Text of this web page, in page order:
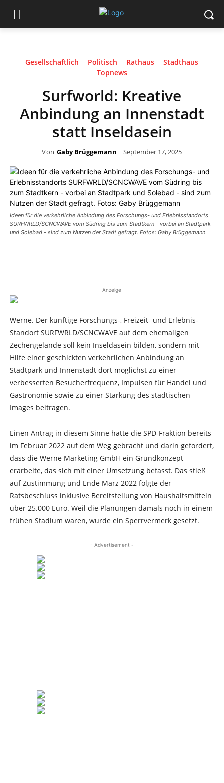
Gesellschaftlich Politisch Rathaus
Stadthaus
Topnews
Surfworld: Kreative
Anbindung an Innenstadt
statt Inseldasein
Von Gaby Brüggemann September 17, 2025
Ideen für die verkehrliche Anbindung des Forschungs- und Erlebnisstandorts
SURFWRLD/SCNCWAVE vom Südring bis zum Stadtkern - vorbei an Stadtpark
und Solebad - sind zum Nutzen der Stadt gefragt. Fotos: Gaby Brüggemann
Anzeige
Werne. Der künftige Forschungs-, Freizeit- und Erlebnis-
Standort SURFWRLD/SCNCWAVE auf dem ehemaligen
Zechengelände soll kein Inseldasein bilden, sondern mit
Hilfe einer geschickten verkehrlichen Anbindung an
Stadtpark und Innenstadt dort möglichst zu einer
verbesserten Besucherfrequenz, Impulsen für Handel und
Gastronomie sowie zu einer Stärkung des städtischen
Images beitragen.
Einen Antrag in diesem Sinne hatte die SPD-Fraktion bereits
im Februar 2022 auf dem Weg gebracht und darin gefordert,
dass die Werne Marketing GmbH ein Grundkonzept
erarbeite, das sich mit einer Umsetzung befasst. Das stieß
auf Zustimmung und Ende März 2022 folgte der
Ratsbeschluss inklusive Bereitstellung von Haushaltsmitteln
über 25.000 Euro. Weil die Planungen damals noch in einem
frühen Stadium waren, wurde ein Sperrvermerk gesetzt.
- Advertisement -